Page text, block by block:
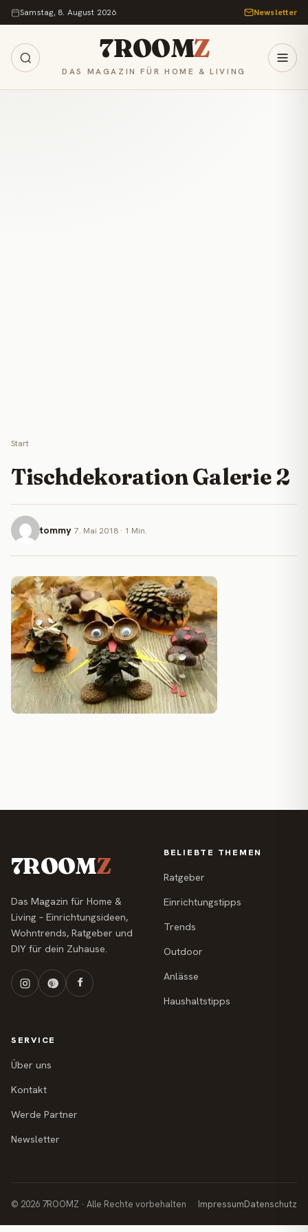
Zum Inhalt springen
Samstag, 8. August 2026 Newsletter
7ROOMZ
DAS MAGAZIN FÜR HOME & LIVING
Start
Tischdekoration Galerie 2
tommy 7. Mai 2018 · 1 Min.
7ROOMZ
Das Magazin für Home &
Living – Einrichtungsideen,
Wohntrends, Ratgeber und
DIY für dein Zuhause.
BELIEBTE THEMEN
Ratgeber
Einrichtungstipps
Trends
Outdoor
Anlässe
Haushaltstipps
SERVICE
Über uns
Kontakt
Werde Partner
Newsletter
© 2026 7ROOMZ · Alle Rechte vorbehalten ImpressumDatenschutz